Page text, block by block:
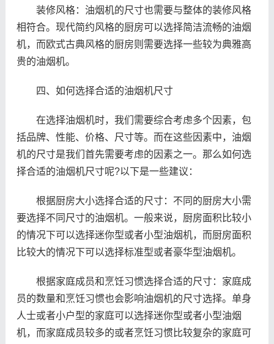
装修风格：油烟机的尺寸也需要与整体的装修风格
相符合。现代简约风格的厨房可以选择简洁流畅的油烟
机，而欧式古典风格的厨房则需要选择一些较为典雅高
贵的油烟机。
四、如何选择合适的油烟机尺寸
在选择油烟机时，我们需要综合考虑多个因素，包
括品牌、性能、价格、尺寸等。而在这些因素中，油烟
机的尺寸是我们首先需要考虑的因素之一。那么如何选
择合适的油烟机尺寸呢?以下是一些建议：
根据厨房大小选择合适的尺寸：不同的厨房大小需
要选择不同尺寸的油烟机。一般来说，厨房面积比较小
的情况下可以选择迷你型或者小型油烟机，而厨房面积
比较大的情况下可以选择标准型或者豪华型油烟机。
根据家庭成员和烹饪习惯选择合适的尺寸：家庭成
员的数量和烹饪习惯也会影响油烟机的尺寸选择。单身
人士或者小户型的家庭可以选择迷你型或者小型油烟
机，而家庭成员较多的或者烹饪习惯比较复杂的家庭可